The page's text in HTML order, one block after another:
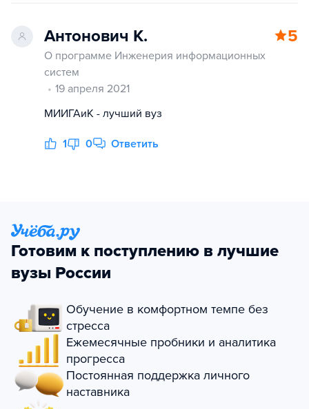
Антонович К. 5
О программе Инженерия информационных
систем
19 апреля 2021
МИИГАиК - лучший вуз
1 0 Ответить
Готовим к поступлению в лучшие
вузы России
Обучение в комфортном темпе без
стресса
Ежемесячные пробники и аналитика
прогресса
Постоянная поддержка личного
наставника